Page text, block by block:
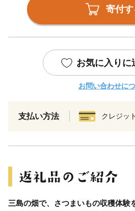
寄付す
お気に入りに
お問い合わせに
支払い方法 クレジッ
三島の畑で、さつまいもの収穫体験